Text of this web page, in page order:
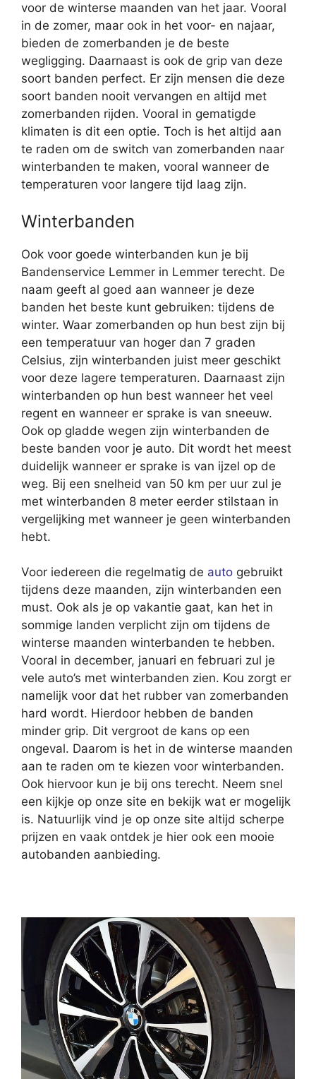
voor de winterse maanden van het jaar. Vooral
in de zomer, maar ook in het voor- en najaar,
bieden de zomerbanden je de beste
wegligging. Daarnaast is ook de grip van deze
soort banden perfect. Er zijn mensen die deze
soort banden nooit vervangen en altijd met
zomerbanden rijden. Vooral in gematigde
klimaten is dit een optie. Toch is het altijd aan
te raden om de switch van zomerbanden naar
winterbanden te maken, vooral wanneer de
temperaturen voor langere tijd laag zijn.
Winterbanden
Ook voor goede winterbanden kun je bij
Bandenservice Lemmer in Lemmer terecht. De
naam geeft al goed aan wanneer je deze
banden het beste kunt gebruiken: tijdens de
winter. Waar zomerbanden op hun best zijn bij
een temperatuur van hoger dan 7 graden
Celsius, zijn winterbanden juist meer geschikt
voor deze lagere temperaturen. Daarnaast zijn
winterbanden op hun best wanneer het veel
regent en wanneer er sprake is van sneeuw.
Ook op gladde wegen zijn winterbanden de
beste banden voor je auto. Dit wordt het meest
duidelijk wanneer er sprake is van ijzel op de
weg. Bij een snelheid van 50 km per uur zul je
met winterbanden 8 meter eerder stilstaan in
vergelijking met wanneer je geen winterbanden
hebt.
Voor iedereen die regelmatig de auto gebruikt
tijdens deze maanden, zijn winterbanden een
must. Ook als je op vakantie gaat, kan het in
sommige landen verplicht zijn om tijdens de
winterse maanden winterbanden te hebben.
Vooral in december, januari en februari zul je
vele auto’s met winterbanden zien. Kou zorgt er
namelijk voor dat het rubber van zomerbanden
hard wordt. Hierdoor hebben de banden
minder grip. Dit vergroot de kans op een
ongeval. Daarom is het in de winterse maanden
aan te raden om te kiezen voor winterbanden.
Ook hiervoor kun je bij ons terecht. Neem snel
een kijkje op onze site en bekijk wat er mogelijk
is. Natuurlijk vind je op onze site altijd scherpe
prijzen en vaak ontdek je hier ook een mooie
autobanden aanbieding.